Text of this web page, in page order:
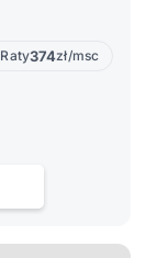
Raty374zł/msc